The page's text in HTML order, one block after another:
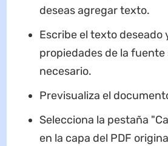
deseas agregar texto.
Escribe el texto deseado
propiedades de la fuente
necesario.
Previsualiza el
Selecciona la pestaña
en la capa del PDF